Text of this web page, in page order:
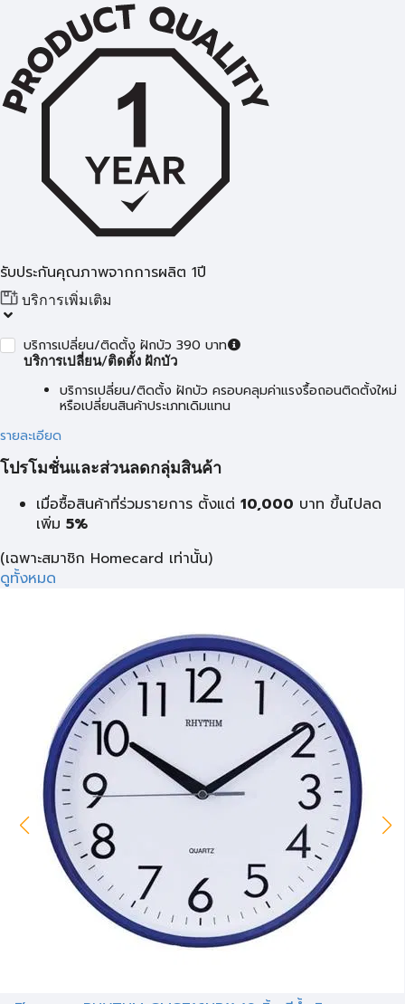
รับประกันคุณภาพจากการผลิต 1ปี
บริการเพิ่มเติม
บริการเปลี่ยน/ติดตั้ง ฝักบัว 390 บาท
บริการเปลี่ยน/ติดตั้ง ฝักบัว
บริการเปลี่ยน/ติดตั้ง ฝักบัว ครอบคลุมค่าแรงรื้อถอนติดตั้งใหม่
หรือเปลี่ยนสินค้าประเภทเดิมแทน
รายละเอียด
โปรโมชั่นและส่วนลดกลุ่มสินค้า
เมื่อซื้อสินค้าที่ร่วมรายการ ตั้งแต่ 10,000 บาท ขึ้นไปลด
เพิ่ม 5%
(เฉพาะสมาชิก Homecard เท่านั้น)
ดูทั้งหมด